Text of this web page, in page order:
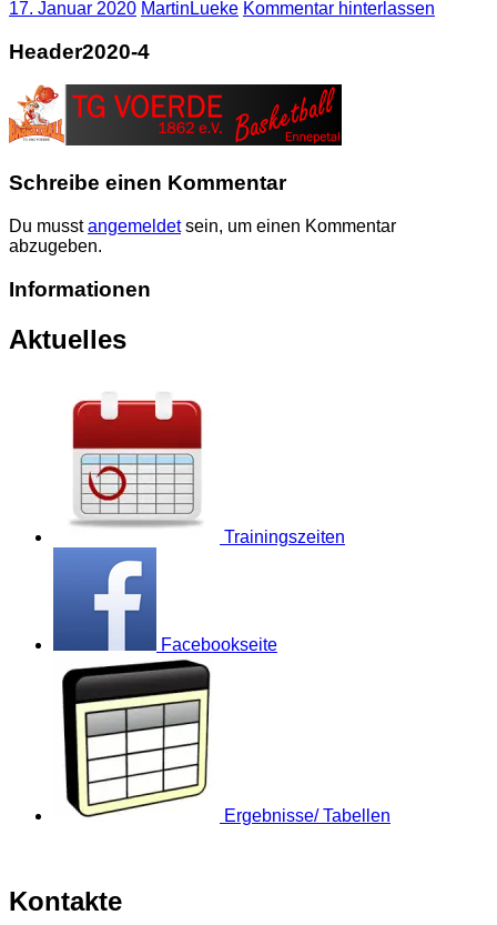
17. Januar 2020 MartinLueke Kommentar hinterlassen
Header2020-4
Schreibe einen Kommentar
Du musstangemeldetsein, um einen Kommentar
abzugeben.
Informationen
Aktuelles
Trainingszeiten
Facebookseite
Ergebnisse/ Tabellen
Kontakte